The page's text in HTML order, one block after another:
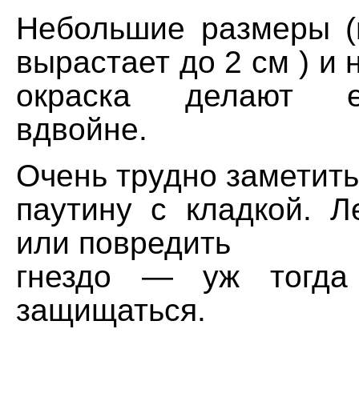
Небольшие размеры
вырастает до 2 см ) и
окраска делают
вдвойне.
Очень трудно
паутину с кладкой.
или повредить
гнездо — уж тогда
защищаться.